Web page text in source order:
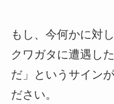
もし、今何かに対
クワガタに遭遇し
だ」というサイン
ださい。